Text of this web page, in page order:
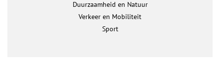
Duurzaamheid en Natuur
Verkeer en Mobiliteit
Sport